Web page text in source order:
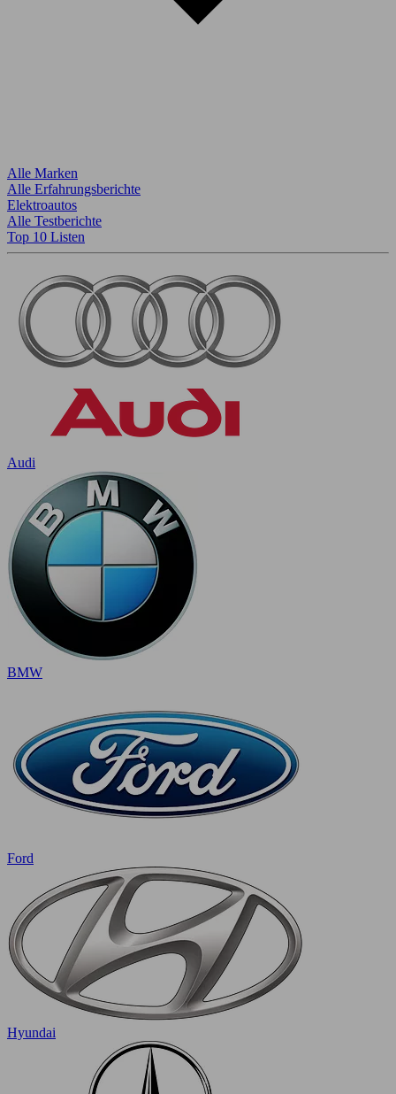
Alle Marken
Alle Erfahrungsberichte
Elektroautos
Alle Testberichte
Top 10 Listen
Audi
BMW
Ford
Hyundai